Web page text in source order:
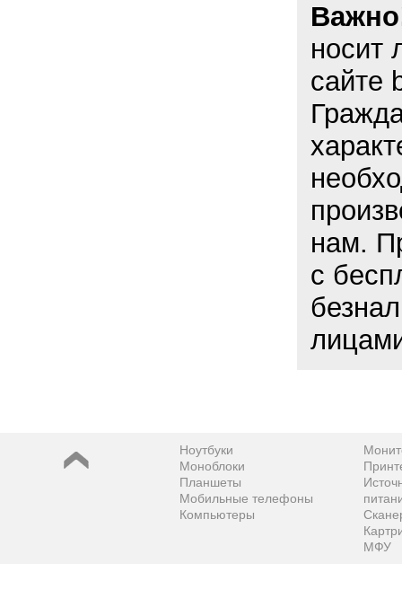
носит
сайте
нам.
с
Ноутбуки
Моноблоки
Планшеты
Мобильные телефоны
Компьютеры
МФУ